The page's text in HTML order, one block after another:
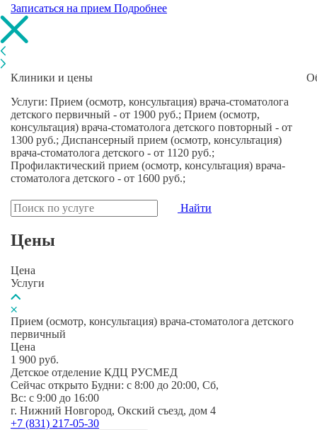
Записаться на прием Подробнее
Клиники и цены
Услуги: Прием (осмотр, консультация) врача-стоматолога
детского первичный - от 1900 руб.; Прием (осмотр,
консультация) врача-стоматолога детского повторный - от
1300 руб.; Диспансерный прием (осмотр, консультация)
врача-стоматолога детского - от 1120 руб.;
Профилактический прием (осмотр, консультация) врача-
стоматолога детского - от 1600 руб.;
Найти
Цены
Цена
Услуги
Прием (осмотр, консультация) врача-стоматолога детского
первичный
Цена
1 900 руб.
Детское отделение КДЦ РУСМЕД
Сейчас открыто Будни: c 8:00 до 20:00, Сб,
Вс: c 9:00 до 16:00
г. Нижний Новгород, Окский съезд, дом 4
+7 (831) 217-05-30